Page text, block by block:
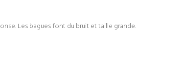
Les bagues font du bruit et taille grande.